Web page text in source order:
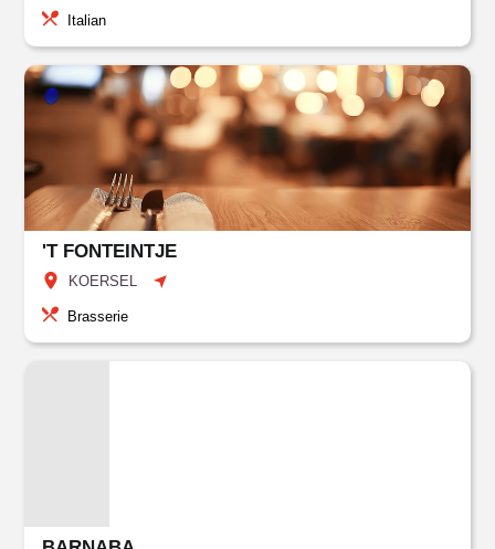
Italian
'T FONTEINTJE
KOERSEL
Brasserie